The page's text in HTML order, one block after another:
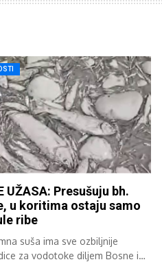
UŽASA: Presušuju bh.
u koritima ostaju samo
ribe
suša ima sve ozbiljnije
za vodotoke diljem Bosne i